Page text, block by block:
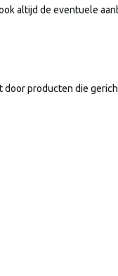
altijd de eventuele
producten die